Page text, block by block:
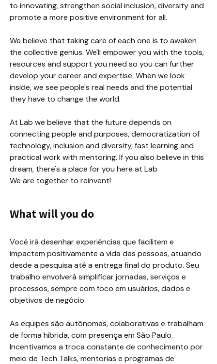
to innovating, strengthen social inclusion, diversity and
promote a more positive environment for all.
We believe that taking care of each one is to awaken
the collective genius. We'll empower you with the tools,
resources and support you need so you can further
develop your career and expertise. When we look
inside, we see people's real needs and the potential
they have to change the world.
At Lab we believe that the future depends on
connecting people and purposes, democratization of
technology, inclusion and diversity, fast learning and
practical work with mentoring. If you also believe in this
dream, there's a place for you here at Lab.
We are together to reinvent!
What will you do
Você irá desenhar experiências que facilitem e
impactem positivamente a vida das pessoas, atuando
desde a pesquisa até a entrega final do produto. Seu
trabalho envolverá simplificar jornadas, serviços e
processos, sempre com foco em usuários, dados e
objetivos de negócio.
As equipes são autônomas, colaborativas e trabalham
de forma híbrida, com presença em São Paulo.
Incentivamos a troca constante de conhecimento por
meio de Tech Talks, mentorias e programas de